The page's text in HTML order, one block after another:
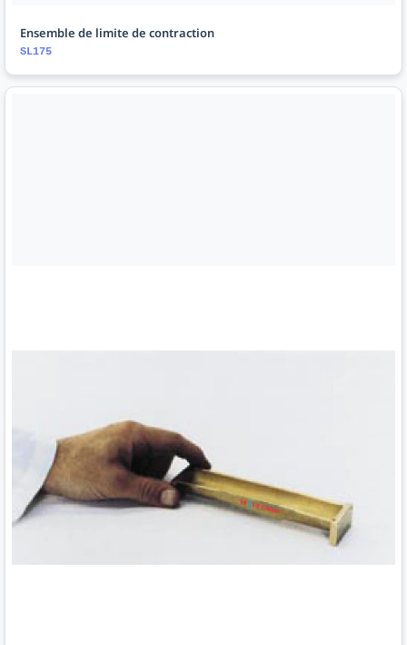
Ensemble de limite de contraction
SL175